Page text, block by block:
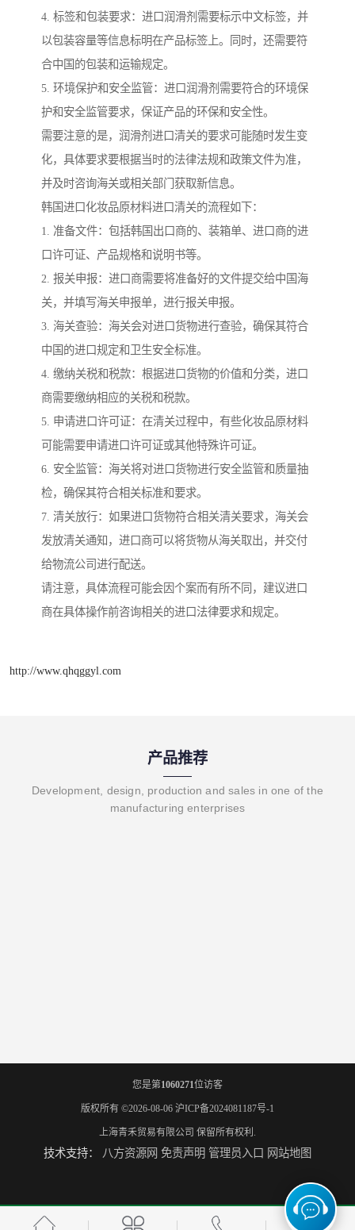
4. 标签和包装要求：进口润滑剂需要标示中文标签，并
以包装容量等信息标明在产品标签上。同时，还需要符
合中国的包装和运输规定。
5. 环境保护和安全监管：进口润滑剂需要符合的环境保
护和安全监管要求，保证产品的环保和安全性。
需要注意的是，润滑剂进口清关的要求可能随时发生变
化，具体要求要根据当时的法律法规和政策文件为准，
并及时咨询海关或相关部门获取新信息。
韩国进口化妆品原材料进口清关的流程如下：
1. 准备文件：包括韩国出口商的、装箱单、进口商的进
口许可证、产品规格和说明书等。
2. 报关申报：进口商需要将准备好的文件提交给中国海
关，并填写海关申报单，进行报关申报。
3. 海关查验：海关会对进口货物进行查验，确保其符合
中国的进口规定和卫生安全标准。
4. 缴纳关税和税款：根据进口货物的价值和分类，进口
商需要缴纳相应的关税和税款。
5. 申请进口许可证：在清关过程中，有些化妆品原材料
可能需要申请进口许可证或其他特殊许可证。
6. 安全监管：海关将对进口货物进行安全监管和质量抽
检，确保其符合相关标准和要求。
7. 清关放行：如果进口货物符合相关清关要求，海关会
发放清关通知，进口商可以将货物从海关取出，并交付
给物流公司进行配送。
请注意，具体流程可能会因个案而有所不同，建议进口
商在具体操作前咨询相关的进口法律要求和规定。
http://www.qhqggyl.com
产品推荐
Development, design, production and sales in one of the
manufacturing enterprises
您是第1060271位访客
版权所有 ©2026-08-06 沪ICP备2024081187号-1
上海青禾贸易有限公司 保留所有权利.
技术支持： 八方资源网 免责声明 管理员入口 网站地图